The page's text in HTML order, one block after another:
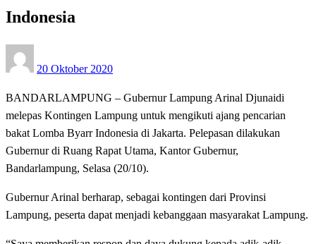
Indonesia
on
20 Oktober 2020
BANDARLAMPUNG – Gubernur Lampung Arinal Djunaidi
melepas Kontingen Lampung untuk mengikuti ajang pencarian
bakat Lomba Byarr Indonesia di Jakarta. Pelepasan dilakukan
Gubernur di Ruang Rapat Utama, Kantor Gubernur,
Bandarlampung, Selasa (20/10).
Gubernur Arinal berharap, sebagai kontingen dari Provinsi
Lampung, peserta dapat menjadi kebanggaan masyarakat Lampung.